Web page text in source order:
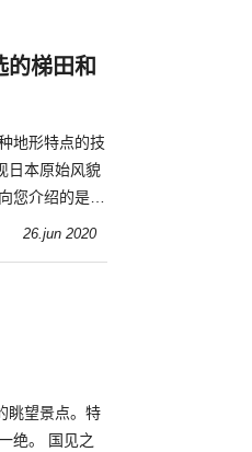
的梯田和
地形特点的技
日本原始风貌
您介绍的是位
26.jun 2020
眺望景点。特
见之